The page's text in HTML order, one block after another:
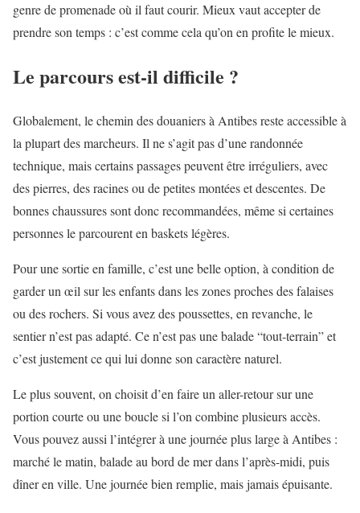
genre de promenade où il faut courir. Mieux vaut accepter de
prendre son temps : c’est comme cela qu’on en profite le mieux.
Le parcours est-il difficile ?
Globalement, le chemin des douaniers à Antibes reste accessible à
la plupart des marcheurs. Il ne s’agit pas d’une randonnée
technique, mais certains passages peuvent être irréguliers, avec
des pierres, des racines ou de petites montées et descentes. De
bonnes chaussures sont donc recommandées, même si certaines
personnes le parcourent en baskets légères.
Pour une sortie en famille, c’est une belle option, à condition de
garder un œil sur les enfants dans les zones proches des falaises
ou des rochers. Si vous avez des poussettes, en revanche, le
sentier n’est pas adapté. Ce n’est pas une balade “tout-terrain” et
c’est justement ce qui lui donne son caractère naturel.
Le plus souvent, on choisit d’en faire un aller-retour sur une
portion courte ou une boucle si l’on combine plusieurs accès.
Vous pouvez aussi l’intégrer à une journée plus large à Antibes :
marché le matin, balade au bord de mer dans l’après-midi, puis
dîner en ville. Une journée bien remplie, mais jamais épuisante.